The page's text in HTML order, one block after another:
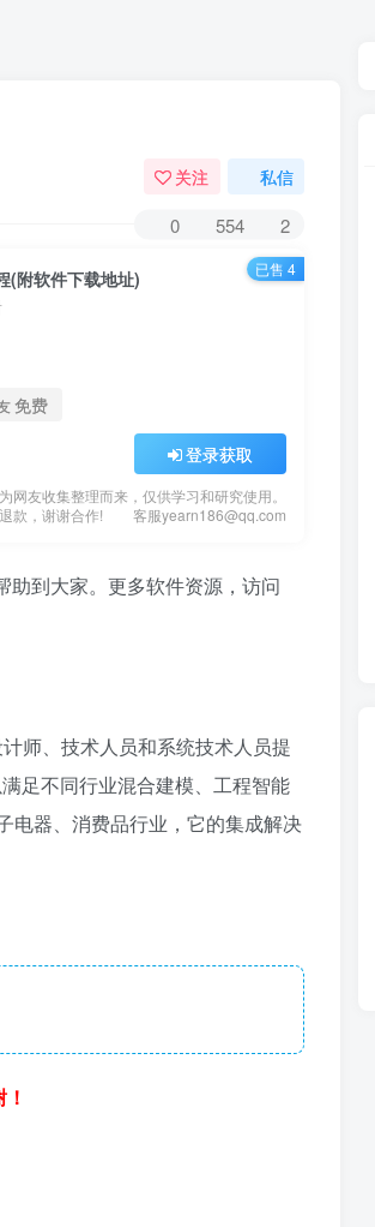
关注 私信
0 554 2
(附软件下载地址)
免费
登录获取
网友收集整理而来，仅供学习和研究使用。
款，谢谢合作!
客服yearn186@qq.com
已售 4
助到大家。更多软件资源，访问
师、技术人员和系统技术人员提
足不同行业混合建模、工程智能
电器、消费品行业，它的集成解决